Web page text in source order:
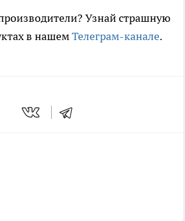
Узнай страшную
в нашемТелеграм-канале.